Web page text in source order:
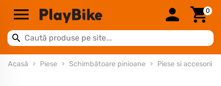
0
Acasă Piese Schimbătoare pinioane Piese si accesorii